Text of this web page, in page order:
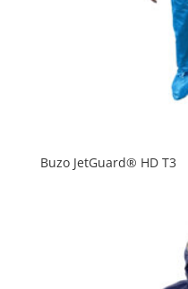
Buzo JetGuard® HD T3